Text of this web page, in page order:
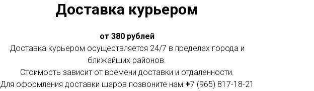
Доставка курьером
от 380 рублей
Доставка курьером осуществляется 24/7 в пределах города и
ближайших районов.
Стоимость зависит от времени доставки и отдаленности.
Для оформления доставки шаров позвоните нам +7 (965) 817-18-21